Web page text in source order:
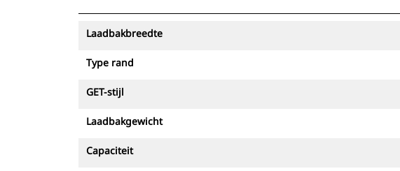
Laadbakbreedte
Type rand
GET-stijl
Laadbakgewicht
Capaciteit